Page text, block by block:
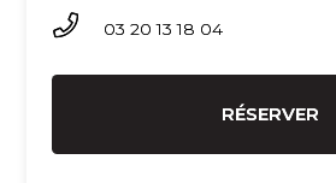
03 20 13 18 04
RÉSERVER